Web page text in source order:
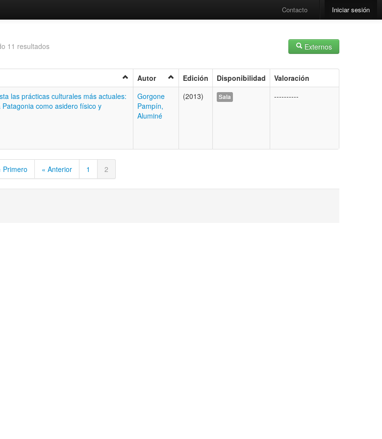
Contacto Iniciar sesión
Externos
11 resultados
Autor Edición Disponibilidad Valoración
las prácticas culturales más actuales:
como asidero físico y
Gorgone
Pampín,
Aluminé
(2013) Sala ----------
Primero « Anterior 1 2